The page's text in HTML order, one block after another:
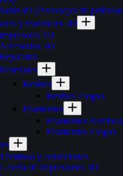
Sanix3D (Personajes de
y materiales 3D
3D
Accesorios 3D
Resinas
Resinas Elegoo
Filamentos
Filamentos
Filamentos Elegoo
y condiciones
de impresiones 3D